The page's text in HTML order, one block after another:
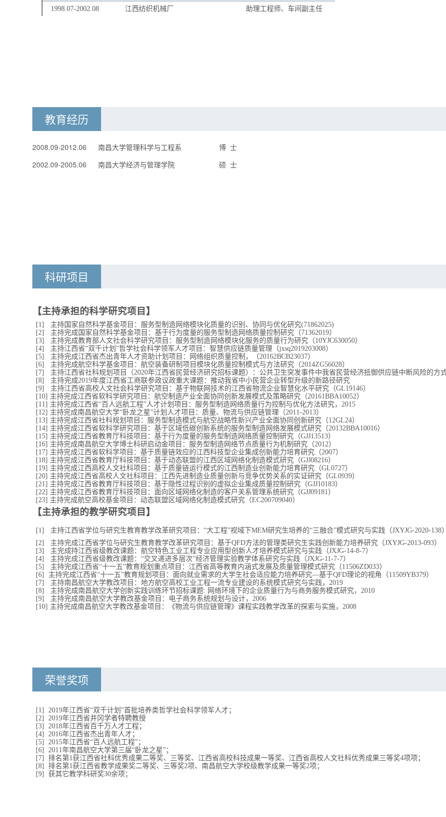
1998.07-2002.08
江西纺织机械厂 助理工程师、车间副主任
教育经历
2008.09-2012.06 南昌大学管理科学与工程系 博 士
2002.09-2005.06
南昌大学经济与管理学院 硕 士
科研项目
【主持承担的科学研究项目】
[1] 主持国家自然科学基金项目：服务型制造网络模块化质量的识别、协同与优化研究(71862025)
[2]
主持完成国家自然科学基金项目：基于行为度量的服务型制造网络质量控制研究（71362019）
[3]
主持完成教育部人文社会科学研究项目：服务型制造网络模块化服务的质量行为研究（10YJC630050）
[4]
主持江西省“双千计划”哲学社会科学领军人才项目：智慧供应链质量管理（jxsq2019203008）
[5]
主持完成江西省杰出青年人才资助计划项目：网络组织质量控制，（20162BCB23037）
[6]
主持完成航空科学基金项目：航空装备研制项目模块化质量控制模式与方法研究（2014ZG56028）
[7]
主持江西省社科规划项目（2020年江西省民营经济研究招标课题）：公共卫生突发事件中我省民营经济抵御供应链中断风险的方
[8]
主持完成2019年度江西省工商联参政议政重大课题：推动我省中小民营企业转型升级的新路径研究
[9]
主持江西省高校人文社会科学研究项目：基于物联网技术的江西省物流企业智慧化水平研究（GL19146）
[10] 主持完成江西省软科学研究项目：航空制造产业全面协同创新发展模式及策略研究（20161BBA10052）
[11] 主持完成江西省“百人远航工程”人才计划项目：服务型制造网络质量行为控制与优化方法研究， 2015
[12] 主持完成南昌航空大学“卧龙之星”计划人才项目：质量、物流与供应链管理（2011-2013）
[13] 主持完成江西省社科规划项目：服务型制造模式与航空战略性新兴产业全面协同创新研究（12GL24）
[14] 主持完成江西省软科学研究项目：基于区域低碳创新系统的服务型制造网络发展模式研究（20132BBA10016）
[15] 主持完成江西省教育厅科技项目：基于行为度量的服务型制造网络质量控制研究（GJJ13513）
[16] 主持完成南昌航空大学博士科研启动金项目：服务型制造网络节点质量行为机制研究（2012）
[17] 主持完成江西省软科学项目：基于质量链效应的江西科技型企业集成创新能力培育研究（2007）
[18] 主持完成江西省教育厅科技项目：基于动态联盟的江西区域网络化制造模式研究（GJJ08216）
[19] 主持完成江西高校人文社科项目：基于质量链运行模式的江西制造业创新能力培育研究（GL0727）
[20] 主持完成江西省高校人文社科项目：江西先进制造业质量创新与竞争优势关系的实证研究（GL0939）
[21] 主持完成江西省教育厅科技项目：基于隐性过程识别的虚拟企业集成质量控制研究（GJJ10183）
[22] 主持完成江西省教育厅科技项目：面向区域网络化制造的客户关系管理系统研究（GJJ09181）
[23] 主持完成航空高校基金项目：动态联盟区域网络化制造模式研究（EC200709040）
【主持承担的教学研究项目】
[1] 主持江西省学位与研究生教育教学改革研究项目：“大工程”视域下MEM研究生培养的“三融合”模式研究与实践（JXYJG-2020-138）
[2]
主持完成江西省学位与研究生教育教学改革研究项目：基于QFD方法的管理类研究生实践创新能力培养研究（JXYJG-2013-093）
[3]
主完成持江西省级教改课题：航空特色工业工程专业应用型创新人才培养模式研究与实践（JXJG-14-8-7）
[4]
主持完成江西省级教改课题： “交叉递进多层次”经济管理实验教学体系研究与实践（JXJG-11-7-7）
[5]
主持完成江西省“十一五”教育规划重点项目：江西省高等教育内涵式发展及质量管理模式研究（11506ZD033）
[6]
主持完成江西省“十一五”教育规划项目：面向就业需求的大学生社会适应能力培养研究—基于QFD理论的视角（11509YB379）
[7]
主持南昌航空大学教改项目：地方航空高校工业工程一流专业建设的系统模式研究与实践， 2019
[8]
主持完成南昌航空大学创新实践训练环节招标课题: 网络环境下的企业质量行为与商务服务模式研究， 2010
[9]
主持完成南昌航空大学教改基金项目：电子商务系统规划与设计， 2006
[10] 主持完成南昌航空大学教改基金项目：《物流与供应链管理》课程实践教学改革的探索与实施， 2008
荣誉奖项
[1] 2019年江西省“双千计划”首批培养类哲学社会科学领军人才；
[2]
2019年江西省井冈学者特聘教授
[3]
2018年江西省百千万人才工程；
[4]
2016年江西省杰出青年人才；
[5]
2015年江西省“百人远航工程”；
[6]
2011年南昌航空大学第三届“卧龙之星”；
[7] 排名第1获江西省社科优秀成果二等奖、三等奖、江西省高校科技成果一等奖、江西省高校人文社科优秀成果三等奖4项项；
[8] 排名第1获江西省教学成果奖二等奖、三等奖2项、南昌航空大学校级教学成果一等奖2项；
[9] 获其它教学科研奖30余项；